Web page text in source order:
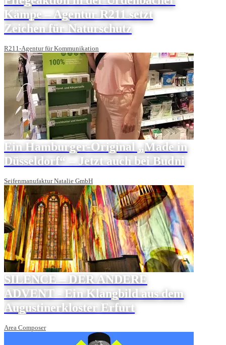
Kämpe – Agentur R211 setzt
Zeichen für Naturschutz
R211-Agentur für Kommunikation
Ein Hamburger-Original „Made in
Düsseldorf“ – Jetzt auch bei Budni
Seifenmanufaktur Natalie GmbH
SILENCE – DER ANDERE
ADVENT - Ein Klangbild aus dem
Augustinerkloster Erfurt
Area Composer